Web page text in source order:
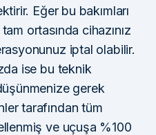
Eğer bu bakımları
ortasında cihazınız
iptal olabilir.
ise bu teknik
gerek
tarafından tüm
ve uçuşa %100